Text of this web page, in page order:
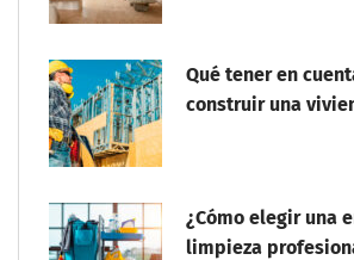
Qué tener en
construir una
¿Cómo elegir una
limpieza